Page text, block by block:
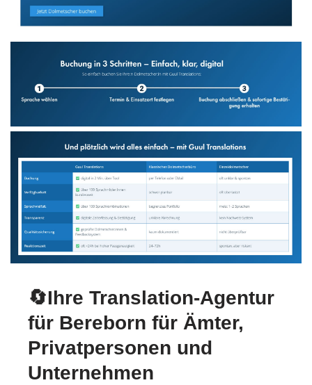
🔄Ihre Translation-Agentur
für Bereborn für Ämter,
Privatpersonen und
Unternehmen